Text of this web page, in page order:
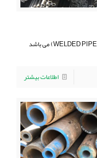
اطلاعات بیشتر